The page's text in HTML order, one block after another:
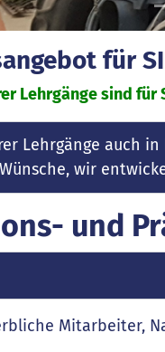
für
Lehrgänge sind
Lehrgänge auch in
wir
und
Mitarbeiter,